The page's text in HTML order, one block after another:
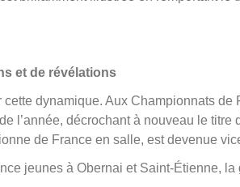
et de révélations
cette dynamique. Aux Championnats
l’année, décrochant à nouveau le
de France en salle, est devenue
jeunes à Obernai et Saint-Étienne,